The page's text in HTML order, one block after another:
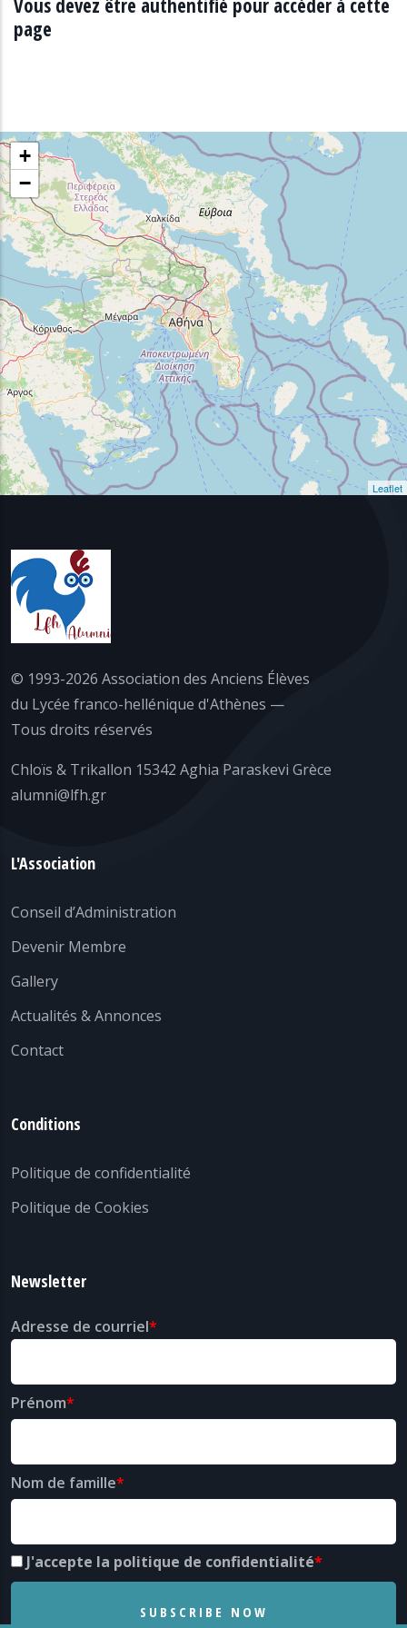
Vous devez être authentifié pour accéder à cette
page
+
−
Leaflet
© 1993-2026 Association des Anciens Élèves
du Lycée franco-hellénique d'Athènes —
Tous droits réservés
Chloïs & Trikallon 15342 Aghia Paraskevi Grèce
alumni@lfh.gr
L'Association
Conseil d’Administration
Devenir Membre
Gallery
Actualités & Annonces
Contact
Conditions
Politique de confidentialité
Politique de Cookies
Newsletter
Adresse de courriel
Prénom
Nom de famille
J'accepte la politique de confidentialité